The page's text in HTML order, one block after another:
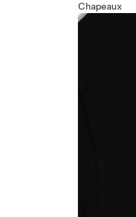
Chapeaux